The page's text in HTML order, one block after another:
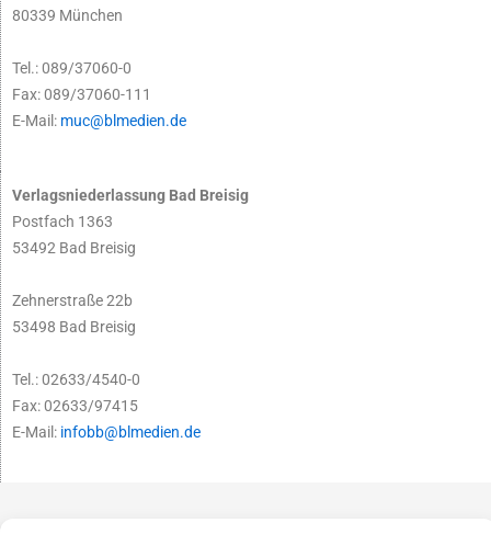
80339 München
Tel.: 089/37060-0
Fax: 089/37060-111
E-Mail: muc@blmedien.de
Verlagsniederlassung Bad Breisig
Postfach 1363
53492 Bad Breisig
Zehnerstraße 22b
53498 Bad Breisig
Tel.: 02633/4540-0
Fax: 02633/97415
E-Mail: infobb@blmedien.de